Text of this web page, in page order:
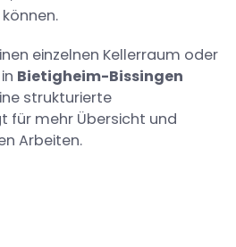
einzelnen Kellerraum oder
Bietigheim-Bissingen
strukturierte
für mehr Übersicht und
Arbeiten.